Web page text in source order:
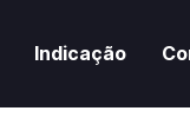
Indicação